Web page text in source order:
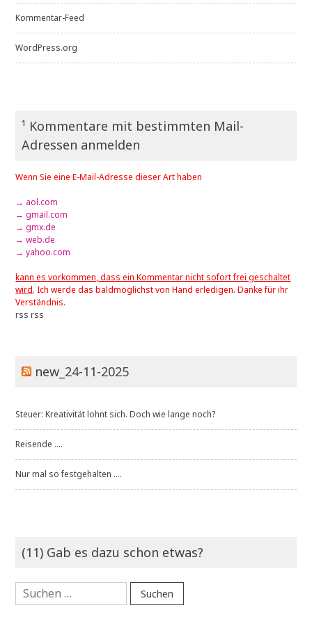
Kommentar-Feed
WordPress.org
¹ Kommentare mit bestimmten Mail-
Adressen anmelden
Wenn Sie eine E-Mail-Adresse dieser Art haben
→ aol.com
→ gmail.com
→ gmx.de
→ web.de
→ yahoo.com
kann es vorkommen, dass ein Kommentar nicht sofort frei geschaltet
wird. Ich werde das baldmöglichst von Hand erledigen. Danke für ihr
Verständnis.
rss rss
new_24-11-2025
Steuer: Kreativität lohnt sich. Doch wie lange noch?
Reisende ....
Nur mal so festgehalten ....
(11) Gab es dazu schon etwas?
Suchen
nach: